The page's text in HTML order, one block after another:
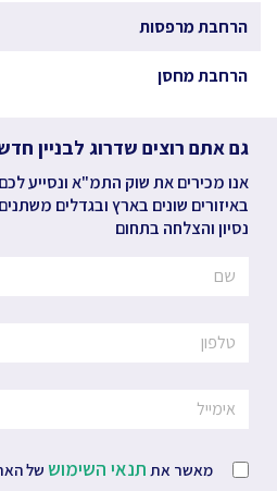
הרחבת מרפסות
הרחבת מחסן
גם אתם רוצים שדרוג לבניין
אנו מכירים את שוק התמ"א ונסייע
באיזורים שונים בארץ ובגדלים
נסיון והצלחה בתחום
מאשר את תנאי השימוש של